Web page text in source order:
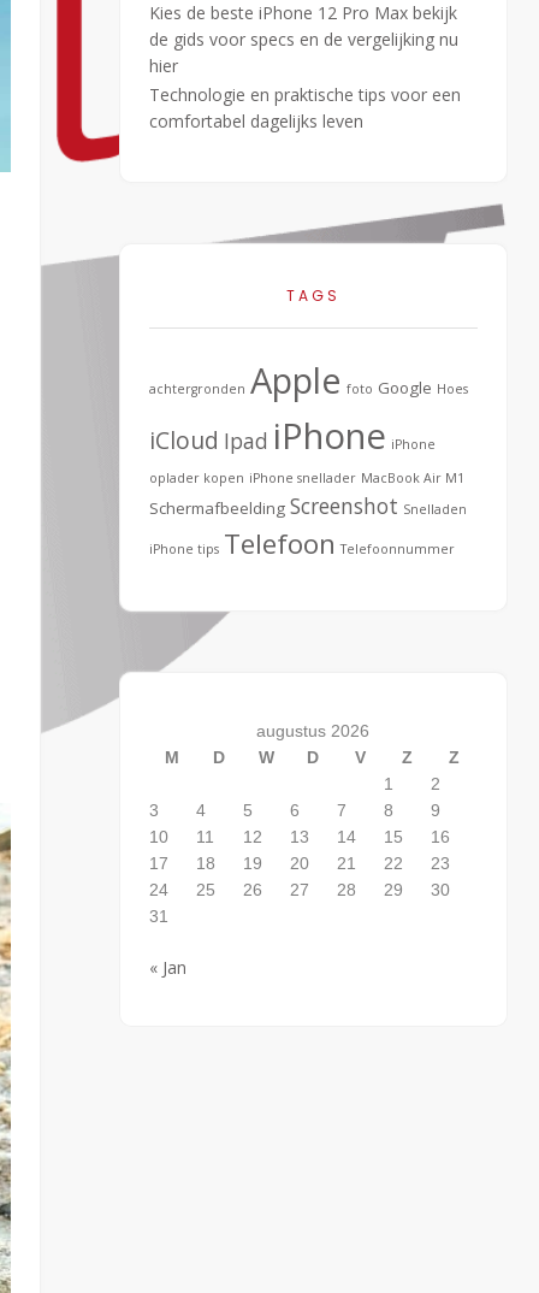
Kies de beste iPhone 12 Pro Max bekijk
de gids voor specs en de vergelijking nu
hier
Technologie en praktische tips voor een
comfortabel dagelijks leven
TAGS
achtergronden Apple foto Google Hoes
iCloud Ipad iPhone iPhone
oplader kopen iPhone snellader MacBook Air M1
Schermafbeelding Screenshot Snelladen
iPhone tips Telefoon Telefoonnummer
augustus 2026
M
D W D V Z
Z
1
2
3
4 5 6 7 8
9
10
11 12 13 14 15
16
17
18 19 20 21 22
23
24
25 26 27 28 29
30
31
« Jan